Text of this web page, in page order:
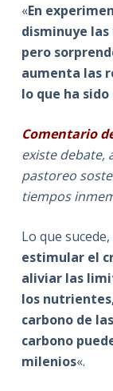
«En
disminuye las
pero
aumenta las
lo que ha
Comentario
existe debate,
pastoreo
tiempos
Lo que
estimular el
aliviar las
los
carbono de
carbono
milenios«.